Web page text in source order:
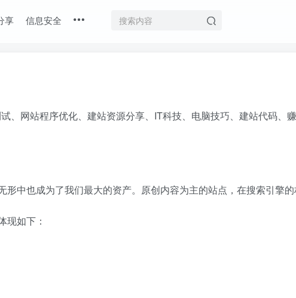
享 信息安全
、网站程序优化、建站资源分享、IT科技、电脑技巧、建站代码、
形中也成为了我们最大的资产。原创内容为主的站点，在搜索引擎的
现如下：